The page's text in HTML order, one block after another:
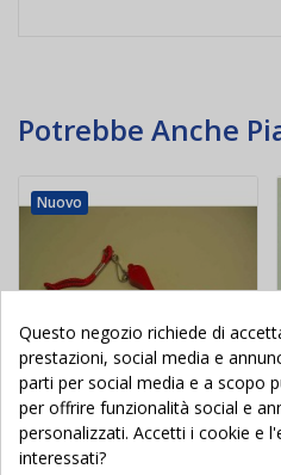
Potrebbe Anche
Nuovo
Fischietto plastica con
Questo negozio richiede di
prestazioni, social media e
parti per social media e a scopo
per offrire funzionalità social e
personalizzati. Accetti i cookie e
interessati?